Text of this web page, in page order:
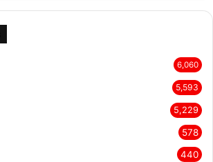
6,060
5,593
5,229
578
440